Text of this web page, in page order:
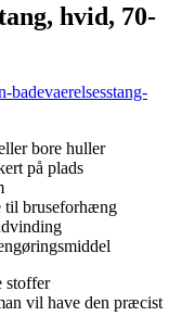
hvid, 70-
bore huller
på plads
til bruseforhæng
stoffer
vil have den præcist